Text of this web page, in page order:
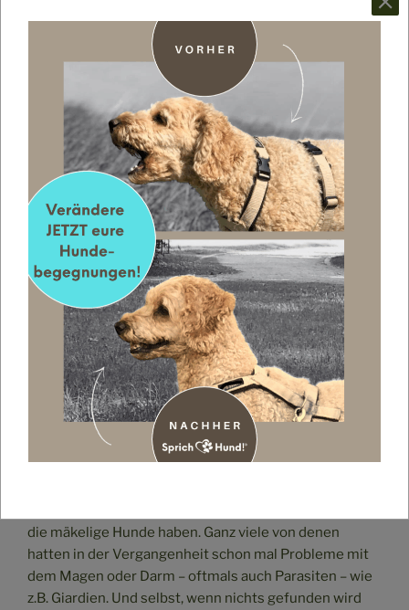
immer wieder dasselbe fressen wollen?
Und dann gibt es noch einen weiteren Punkt, den ich
im Bezug zum Fressen total spannend finde. Während
meiner Ausbildung habe ich erfahren, dass man
vermutet, dass es bei Hunden – ähnlich wie bei uns
Menschen – einen Zusammenhang zwischen Stress
und Verlangen nach „reichhaltigerem“ Essen gibt.
Kennst du vielleicht auch? Du hast Stress und brauchst
dann unbedingt ein Stück Schokolade. Nur bei unseren
Hunden ist die Möglichkeit der freien Futterwahl oft
sehr eingeschränkt, weil wir das Futter verwalten.
Auch diesen Punkt habe ich wieder bei Knicka
beobachtet und ja, ich habe genau die Beobachtung
gemacht. Wenn er stressige Situationen hat, dann
nimmt er Futter von mir an, wo er sonst keins nimmt.
Biete ich ihm keins an, dann zeigt er mir sogar, dass er
was haben möchte – geht dazu an bestimmte Stellen,
wo wir immer Futterspiele machen oder stuppst mich
auch mal freundlich an
.
die mäkelige Hunde haben. Ganz viele von denen
hatten in der Vergangenheit schon mal Probleme mit
dem Magen oder Darm – oftmals auch Parasiten – wie
z.B. Giardien. Und selbst, wenn nichts gefunden wird